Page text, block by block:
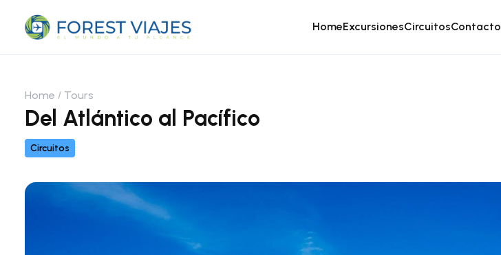
HomeExcursionesCircuitosContacto
Home Tours
Del Atlántico al Pacífico
Circuitos